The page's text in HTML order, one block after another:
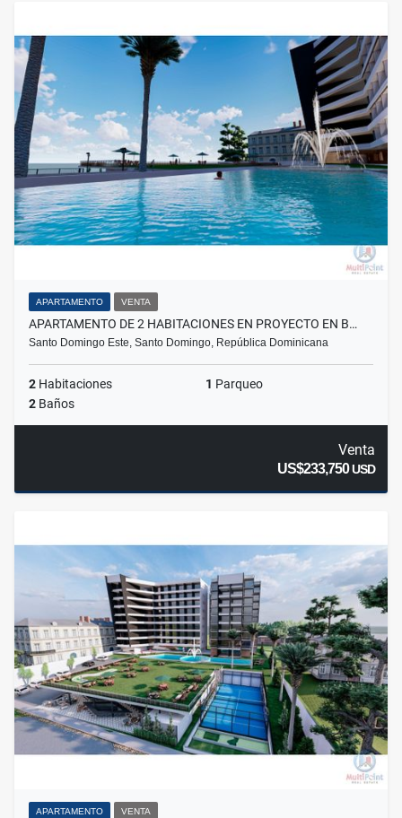
APARTAMENTO VENTA
APARTAMENTO DE 2 HABITACIONES EN PROYECTO EN B…
Santo Domingo Este, Santo Domingo, República Dominicana
2 Habitaciones 1 Parqueo
2 Baños
Venta
US$233,750USD
APARTAMENTO VENTA